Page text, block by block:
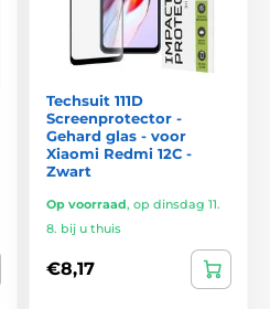
Techsuit 111D
Screenprotector -
Gehard glas - voor
Xiaomi Redmi 12C -
Zwart
Op voorraad, op dinsdag 11.
8. bij u thuis
€8,17